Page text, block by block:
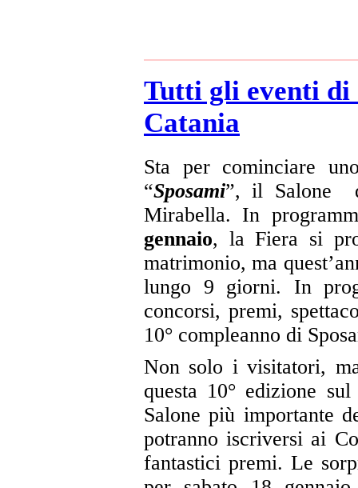
Tutti gli eventi di
Catania
Sta per cominciare
“Sposami”, il Salone
Mirabella. In
gennaio, la Fiera si
matrimonio, ma
lungo 9 giorni. In
concorsi, premi,
10° compleanno di
Non solo i visitatori,
questa 10° edizione
Salone più importante
potranno iscriversi ai
fantastici premi. Le